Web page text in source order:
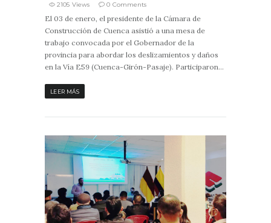
2105 Views
0 Comments
El 03 de enero, el presidente de la Cámara de
Construcción de Cuenca asistió a una mesa de
trabajo convocada por el Gobernador de la
provincia para abordar los deslizamientos y daños
en la Vía E59 (Cuenca-Girón-Pasaje). Participaron...
LEER MÁS